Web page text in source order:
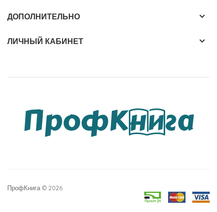
ДОПОЛНИТЕЛЬНО
ЛИЧНЫЙ КАБИНЕТ
ПрофКнига © 2026